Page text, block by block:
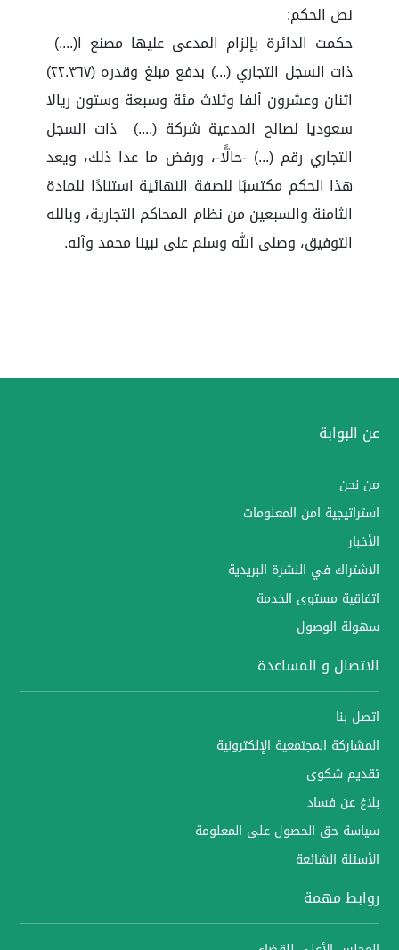
نص الحكم:
حكمت الدائرة بإلزام المدعى عليها مصنع ا(....)
ذات السجل التجاري (...) بدفع مبلغ وقدره (٢٢.٣٦٧)
اثنان وعشرون ألفا وثلاث مئة وسبعة وستون ريالا
سعوديا لصالح المدعية شركة (....) ذات السجل
التجاري رقم (...) -حالًّا-، ورفض ما عدا ذلك، ويعد
هذا الحكم مكتسبًا للصفة النهائية استنادًا للمادة
الثامنة والسبعين من نظام المحاكم التجارية، وبالله
التوفيق، وصلى الله وسلم على نبينا محمد وآله.
عن البوابة
من نحن
استراتيجية امن المعلومات
الأخبار
الاشتراك في النشرة البريدية
اتفاقية مستوى الخدمة
سهولة الوصول
الاتصال و المساعدة
اتصل بنا
المشاركة المجتمعية الإلكترونية
تقديم شكوى
بلاغ عن فساد
سياسة حق الحصول على المعلومة
الأسئلة الشائعة
روابط مهمة